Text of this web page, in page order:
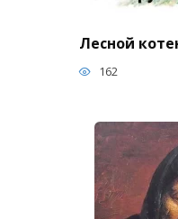
Лесной
162